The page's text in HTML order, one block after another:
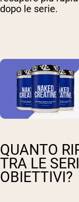
dopo le serie.
QUANTO
TRA LE
OBIETTIVI?